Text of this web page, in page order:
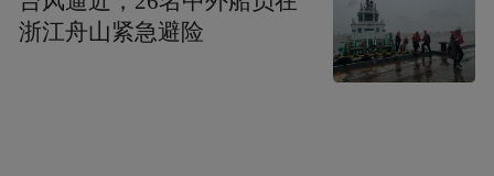
浙江舟山紧急避险